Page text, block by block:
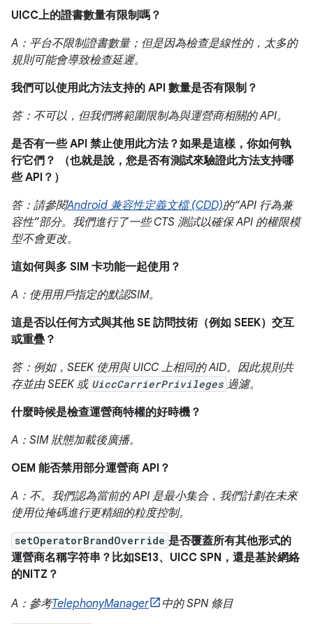
UICC上的證書數量有限制嗎？
A：平台不限制證書數量；但是因為檢查是線性的，太多的
規則可能會導致檢查延遲。
我們可以使用此方法支持的 API 數量是否有限制？
答：不可以，但我們將範圍限制為與運營商相關的 API。
是否有一些 API 禁止使用此方法？如果是這樣，你如何執
行它們？ （也就是說，您是否有測試來驗證此方法支持哪
些 API？）
答：請參閱Android 兼容性定義文檔 (CDD)的“API 行為兼
容性”部分。我們進行了一些 CTS 測試以確保 API 的權限模
型不會更改。
這如何與多 SIM 卡功能一起使用？
A：使用用戶指定的默認SIM。
這是否以任何方式與其他 SE 訪問技術（例如 SEEK）交互
或重疊？
答：例如，SEEK 使用與 UICC 上相同的 AID。因此規則共
存並由 SEEK 或 UiccCarrierPrivileges 過濾。
什麼時候是檢查運營商特權的好時機？
A：SIM 狀態加載後廣播。
OEM 能否禁用部分運營商 API？
A：不。我們認為當前的 API 是最小集合，我們計劃在未來
使用位掩碼進行更精細的粒度控制。
setOperatorBrandOverride 是否覆蓋所有其他形式的
運營商名稱字符串？比如SE13、UICC SPN，還是基於網絡
的NITZ？
A：參考TelephonyManager 中的 SPN 條目